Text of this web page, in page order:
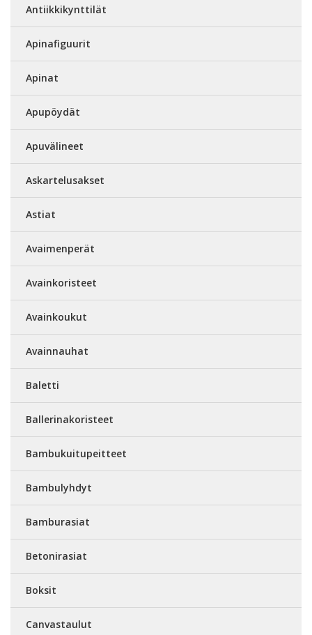
Antiikkikynttilät
Apinafiguurit
Apinat
Apupöydät
Apuvälineet
Askartelusakset
Astiat
Avaimenperät
Avainkoristeet
Avainkoukut
Avainnauhat
Baletti
Ballerinakoristeet
Bambukuitupeitteet
Bambulyhdyt
Bamburasiat
Betonirasiat
Boksit
Canvastaulut